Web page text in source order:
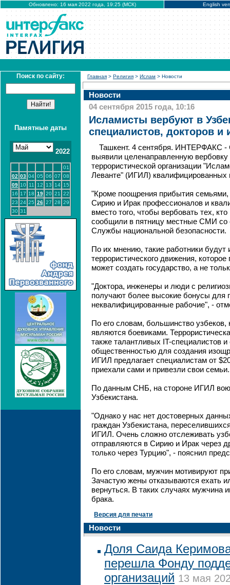
Обновлено: 16 мая 2022 года, 19:25 (МСК) English
Поиск по сайту:
Памятные даты
2022
01
02 03 04 05 06 07 08
09 10 11 12 13 14 15
16 17 18 19 20 21
22
23 24 25 26 27 28 29
30 31
Главная > Религия > Ислам > Новости
Новости
04 сентября 2015 года, 10:16
Исламисты вербуют в
специалистов, докторов и
Ташкент. 4 сентября. ИНТЕРФАКС -
выявили целенаправленную вербовку
террористической организации
Леванте" (ИГИЛ) квалифицированных
"Кроме поощрения прибытия
Сирию и Ирак профессионалов и
вместо того, чтобы вербовать тех,
сообщили в пятницу местные СМИ со
Службы национальной безопасности.
По их мнению, такие работники будут
террористического движения,
может создать государство, а не
"Доктора, инженеры и люди с
получают более высокие бонусы для
неквалифицированные рабочие", -
По его словам, большинство
являются боевиками.
также талантливых IT-специалистов
общественностью для создания
ИГИЛ предлагает специалистам от
приехали сами и привезли свои семьи.
По данным СНБ, на стороне ИГИЛ
Узбекистана.
"Однако у нас нет достоверных
граждан Узбекистана,
ИГИЛ. Очень сложно отслеживать
отправляются в Сирию и Ирак через
только через Турцию", - пояснил
По его словам, мужчин мотивируют
Зачастую жены отказываются ехать
вернуться. В таких случаях мужчина
брака.
Версия для печати
Новости
Доля Саида
перешла Фонду
организаций 13 мая